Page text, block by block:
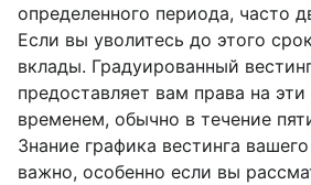
определенного периода, часто
Если вы уволитесь до этого
вклады. Градуированный
предоставляет вам права на
временем, обычно в течение
Знание графика вестинга
важно, особенно если вы